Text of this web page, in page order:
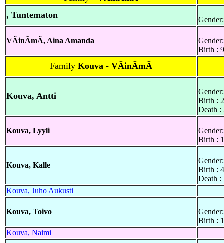
, Tuntematon
VÃinÃmÃ, Aina Amanda
Birth :
Family Kouva - VÃinÃmÃ
Kouva, Antti
Birth :
Death :
Kouva, Lyyli
Birth :
Kouva, Kalle
Birth :
Death :
Kouva, Juho Aukusti
Kouva, Toivo
Birth :
Kouva, Naimi